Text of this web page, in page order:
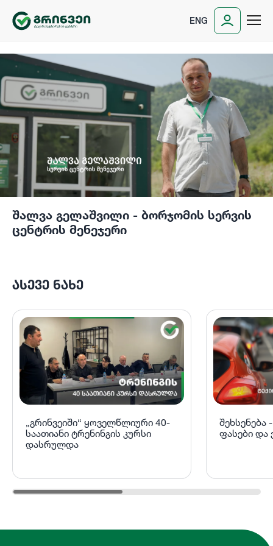
ENG
შალვა გელაშვილი - ბორჯომის სერვის
ცენტრის მენეჯერი
ᲐᲡᲔᲕᲔ ᲜᲐᲮᲔ
„გრინვეიში“ ყოველწლიური 40-
საათიანი ტრენინგის კურსი
დასრულდა
შეხსენება
ფასები და